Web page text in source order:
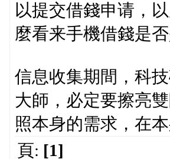
以提交借錢申请，
麼看来手機借錢是
信息收集期間，科
大師，必定要擦亮
照本身的需求，在
頁: [1]